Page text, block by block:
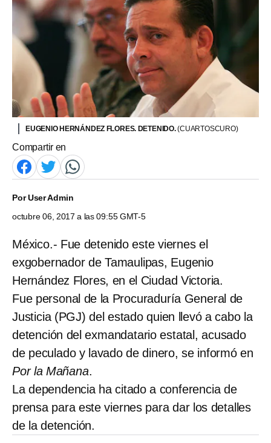
EUGENIO HERNÁNDEZ FLORES. DETENIDO.(CUARTOSCURO)
Compartir en
PorUser Admin
octubre 06, 2017 a las 09:55 GMT-5
México.- Fue detenido este viernes el
exgobernador de Tamaulipas, Eugenio
Hernández Flores, en el Ciudad Victoria.
Fue personal de la Procuraduría General de
Justicia (PGJ) del estado quien llevó a cabo la
detención del exmandatario estatal, acusado
de peculado y lavado de dinero, se informó en
Por la Mañana.
La dependencia ha citado a conferencia de
prensa para este viernes para dar los detalles
de la detención.